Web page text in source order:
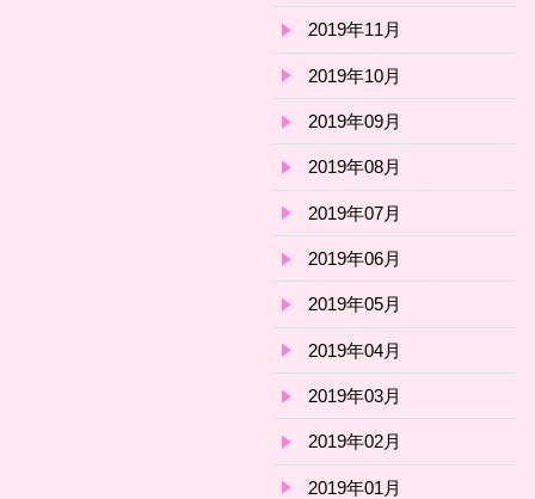
2019年11月
2019年10月
2019年09月
2019年08月
2019年07月
2019年06月
2019年05月
2019年04月
2019年03月
2019年02月
2019年01月